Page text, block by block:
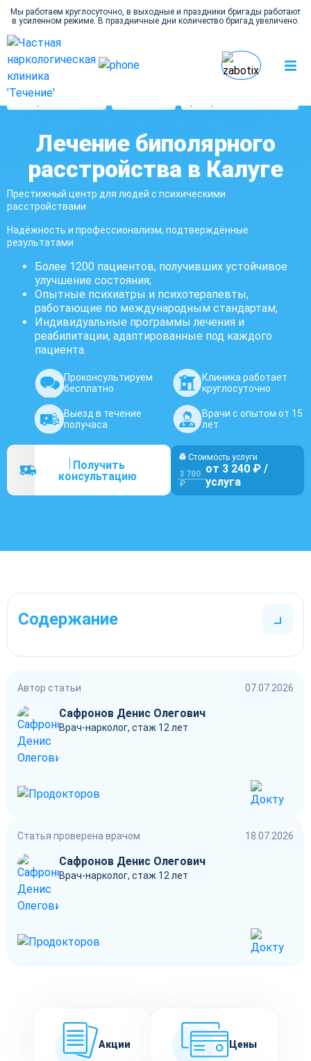
Мы работаем круглосуточно, в выходные и праздники бригады работают
в усиленном режиме. В праздничные дни количество бригад увеличено.
Наркология Течение
Лечение биполярного
расстройства в Калуге
Престижный центр для людей с психическими
расстройствами
Надёжность и профессионализм, подтверждённые
результатами
Более 1200 пациентов, получивших устойчивое
улучшение состояния;
Опытные психиатры и психотерапевты,
работающие по международным стандартам;
Индивидуальные программы лечения и
реабилитации, адаптированные под каждого
пациента.
Проконсультируем
бесплатно
Клиника работает
круглосуточно
Выезд в течение
получаса
Врачи с опытом от 15
лет
консультацию
Стоимость услуги
3 780
₽
от 3 240 ₽ /
услуга
Содержание
Автор статьи 07.07.2026
Сафронов Денис Олегович
Врач-нарколог, стаж 12 лет
Статья проверена врачом 18.07.2026
Сафронов Денис Олегович
Врач-нарколог, стаж 12 лет
Акции Цены